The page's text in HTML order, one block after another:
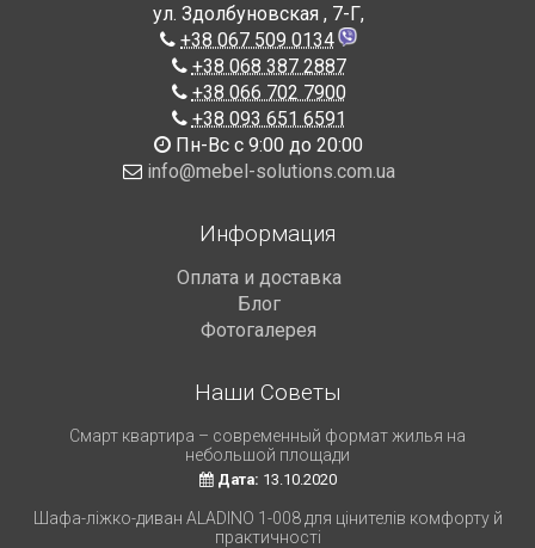
ул. Здолбуновская , 7-Г,
+38 067 509 0134
+38 068 387 2887
+38 066 702 7900
+38 093 651 6591
Пн-Вс с 9:00 до 20:00
info@mebel-solutions.com.ua
Информация
Оплата и доставка
Блог
Фотогалерея
Наши Советы
Смарт квартира – современный формат жилья на
небольшой площади
Дата: 13.10.2020
Шафа-ліжко-диван ALADINO 1-008 для цінителів комфорту й
практичності